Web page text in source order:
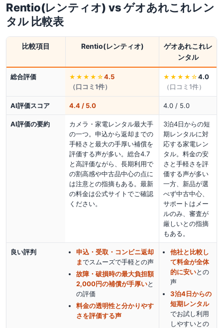
Rentio(レンティオ) vsゲオあれこれレン
タル比較表
比較項目 Rentio(レンティオ)
ゲオあれこれレ
ンタル
総合評価 ★★★★ ☆ 4.5
（口コミ1件）
★★★★ ☆ 4.0
（口コミ 1件）
AI評価スコア 4.4 / 5.0 4.0 / 5.0
AI評価の要約
カメラ・家電レンタル最大手
の一つ。申込から返却までの
手軽さと最大の手厚い補償を
評価する声が多い。総合4.7
と高評価ながら、長期利用で
の割高感や中古品中心の点に
は注意との指摘もある。最新
の料金は公式サイトでご確認
ください。
3泊4日からの短
期レンタルに対
応する家電レン
タル。料金の安
さと手軽さを評
価する声が多い
一方、新品が選
べず中古中心、
サポートはメー
ルのみ、審査が
厳しいとの指摘
もある。
良い評判
申込・受取・コンビニ返却
までスムーズで手軽との声
故障・破損時の最大負担額
2,000円の補償が手厚いと
の評価
料金の透明性と分かりやす
さを評価する声
他社と比較し
て料金が全体
的に安いとの
声
3泊4日からの
短期レンタル
でお試し利用
しやすいとの